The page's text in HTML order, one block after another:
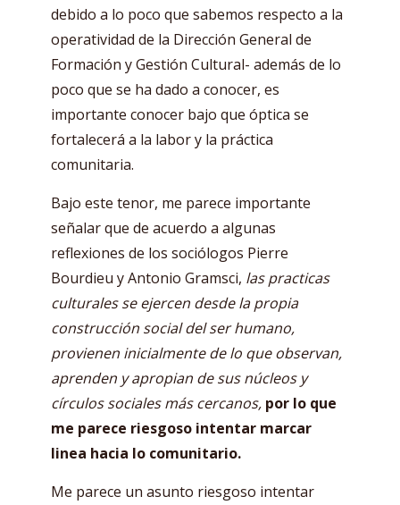
debido a lo poco que sabemos respecto a la
operatividad de la Dirección General de
Formación y Gestión Cultural- además de lo
poco que se ha dado a conocer, es
importante conocer bajo que óptica se
fortalecerá a la labor y la práctica
comunitaria.
Bajo este tenor, me parece importante
señalar que de acuerdo a algunas
reflexiones de los sociólogos Pierre
Bourdieu y Antonio Gramsci, las practicas
culturales se ejercen desde la propia
construcción social del ser humano,
provienen inicialmente de lo que observan,
aprenden y apropian de sus núcleos y
círculos sociales más cercanos, por lo que
me parece riesgoso intentar marcar
linea hacia lo comunitario.
Me parece un asunto riesgoso intentar